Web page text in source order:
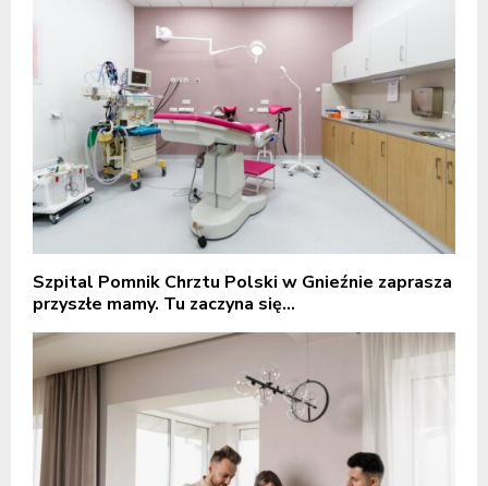
Szpital Pomnik Chrztu Polski w Gnieźnie zaprasza
przyszłe mamy. Tu zaczyna się...